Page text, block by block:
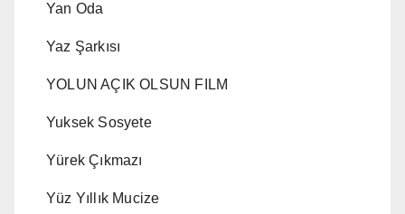
Yan Oda
Yaz Şarkısı
YOLUN AÇIK OLSUN FILM
Yuksek Sosyete
Yürek Çıkmazı
Yüz Yıllık Mucize